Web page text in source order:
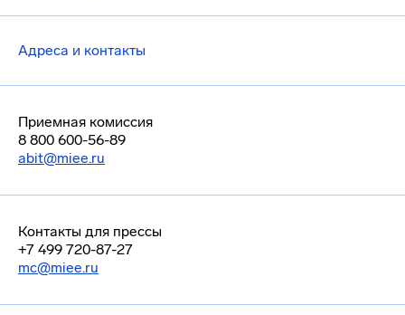
Адреса и контакты
Приемная комиссия
8 800 600-56-89
abit@miee.ru
Контакты для прессы
+7 499 720-87-27
mc@miee.ru